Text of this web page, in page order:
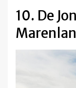
10. De